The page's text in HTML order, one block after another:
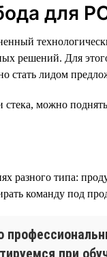
для
решений. Для
стать лидом
можно поднять
разного типа:
команду под
при